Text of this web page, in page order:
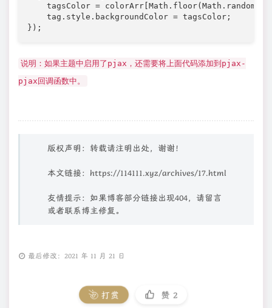
tagsColor = colorArr[Math.floor(Math.random()
    tag.style.backgroundColor = tagsColor;
});
说明：如果主题中启用了pjax，还需要将上面代码添加到pjax-
pjax回调函数中。
版权声明：转载请注明出处，谢谢！
本文链接： https://114111.xyz/archives/17.html
友情提示：如果博客部分链接出现404，请留言
或者联系博主修复。
最后修改：2021 年 11 月 21 日
打赏 赞 2